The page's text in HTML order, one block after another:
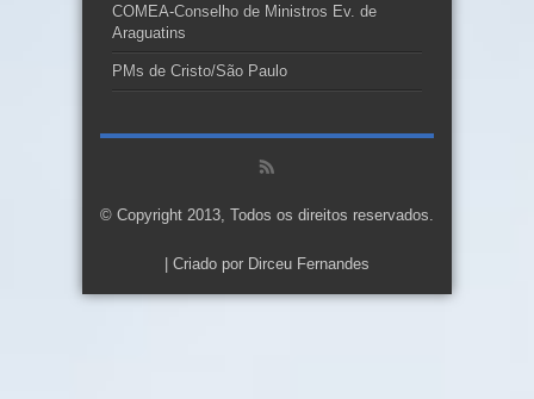
COMEA-Conselho de Ministros Ev. de
Araguatins
PMs de Cristo/São Paulo
© Copyright 2013, Todos os direitos reservados.
| Criado por Dirceu Fernandes